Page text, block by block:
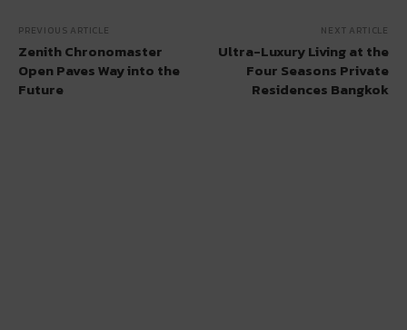
PREVIOUS ARTICLE
Zenith Chronomaster
Open Paves Way into the
Future
NEXT ARTICLE
Ultra-Luxury Living at the
Four Seasons Private
Residences Bangkok